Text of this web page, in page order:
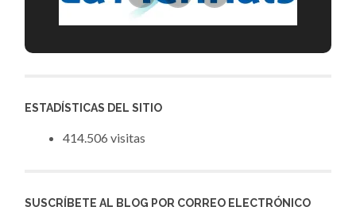
ESTADÍSTICAS DEL SITIO
414.506 visitas
SUSCRÍBETE AL BLOG POR CORREO ELECTRÓNICO